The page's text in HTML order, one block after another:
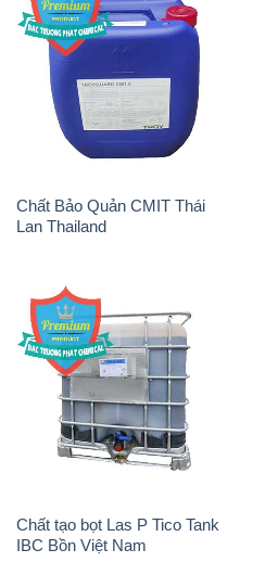
Chất Bảo Quản CMIT Thái
Lan Thailand
Chất tạo bọt Las P Tico Tank
IBC Bồn Việt Nam